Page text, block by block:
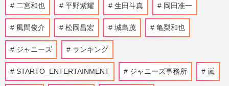
ロデュース！大手配信で“timelesz式”オー
ディション番組が進行中…
週刊女性2026年8月18日・25日号
二宮和也、YouTube『よにのちゃんねる』
で山田涼介の“お友達”に有名ホストを推
薦、歌舞伎町に“急接近”…
二宮和也 平野紫耀 生田斗真 岡田准一
風間俊介 松岡昌宏 城島茂 亀梨和也
ジャニーズ ランキング
STARTO_ENTERTAINMENT ジャニーズ事務所 嵐